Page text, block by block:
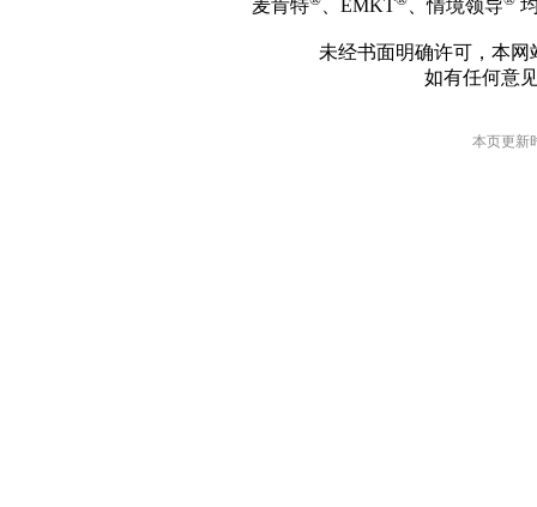
麦肯特 、EMKT 、情境领导
未经书面明确许可，本
如有任何意
本页更新